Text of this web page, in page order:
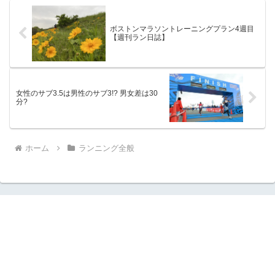
ボストンマラソントレーニングプラン4週目
【週刊ラン日誌】
女性のサブ3.5は男性のサブ3!? 男女差は30
分?
ホーム ランニング全般